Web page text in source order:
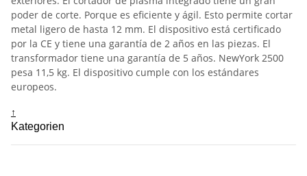
poder de corte. Porque es eficiente y ágil. Esto permite cortar
metal ligero de hasta 12 mm. El dispositivo está certificado
por la CE y tiene una garantía de 2 años en las piezas. El
transformador tiene una garantía de 5 años. NewYork 2500
pesa 11,5 kg. El dispositivo cumple con los estándares
europeos.
↑
Kategorien